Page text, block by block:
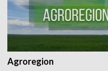
Agroregion